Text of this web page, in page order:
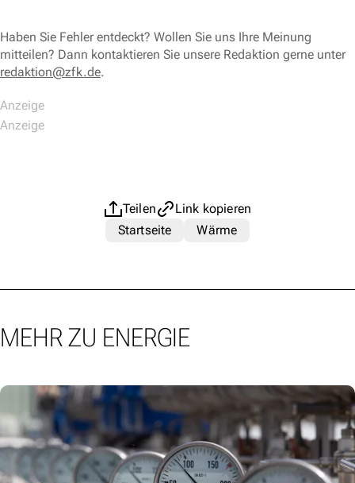
Haben Sie Fehler entdeckt? Wollen Sie uns Ihre Meinung
mitteilen? Dann kontaktieren Sie unsere Redaktion gerne unter
redaktion@zfk.de.
Teilen
Link kopieren
Startseite
Wärme
MEHR ZU ENERGIE